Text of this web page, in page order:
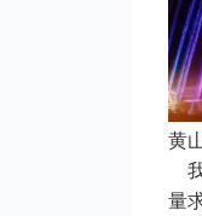
黄
量